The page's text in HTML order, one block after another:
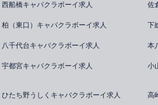
西船橋キャバクラボーイ求人 佐
柏（東口）キャバクラボーイ求人 下
八千代台キャバクラボーイ求人 本
宇都宮キャバクラボーイ求人 小
ひたち野うしくキャバクラボーイ求人 高